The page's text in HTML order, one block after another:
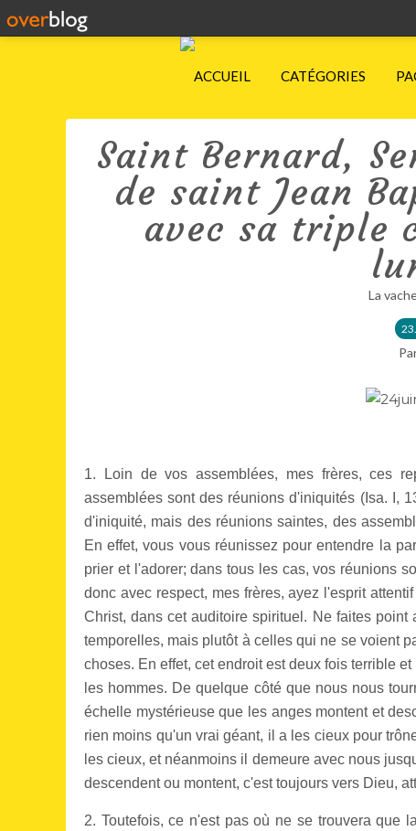
ACCUEIL CATÉGORIES
Saint Bernard,
de saint Jean
avec sa triple
La
1. Loin de vos assemblées, mes frères, ces
assemblées sont des réunions d'iniquités (Isa. I,
d'iniquité, mais des réunions saintes, des
En effet, vous vous réunissez pour entendre la
prier et l'adorer; dans tous les cas, vos réunions
donc avec respect, mes frères, ayez l'esprit
Christ, dans cet auditoire spirituel. Ne faites
temporelles, mais plutôt à celles qui ne se voient
choses. En effet, cet endroit est deux fois terrible
les hommes. De quelque côté que nous nous
échelle mystérieuse que les anges montent et
rien moins qu'un vrai géant, il a les cieux pour
les cieux, et néanmoins il demeure avec nous
descendent ou montent, c'est toujours vers Dieu,
2. Toutefois, ce n'est pas où ne se trouvera que